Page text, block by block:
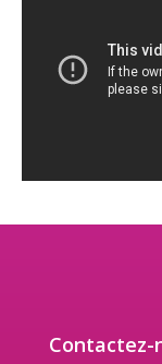
Contactez-